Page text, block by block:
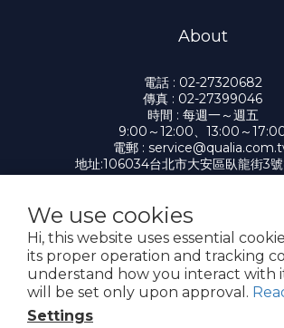
We use cookies
Hi, this website uses essential
its proper operation and tracking
understand how you interact with
will be set only upon approval.
Settings
About
電話 : 02-27320682
傳真 : 02-27399046
時間 : 每週一～週五
9:00～12:00、13:00～
電郵 :
地址:106034台北市大安區臥龍街3
提醒您，我們不會以電話或簡訊方式通知變
Copyright© 2026 凱笠雅有限公司